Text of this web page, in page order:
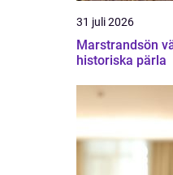
31 juli 2026
Marstrandsön västkustens
historiska pärla